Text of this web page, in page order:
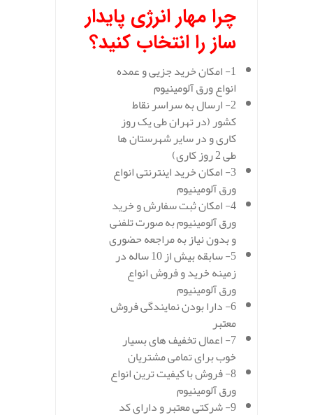
چرا مهار انرژی پایدار
ساز را انتخاب کنید؟
1- امکان خرید جزیی و عمده
انواع ورق آلومینیوم
2- ارسال به سراسر نقاط
کشور (در تهران طی یک روز
کاری و در سایر شهرستان ها
طی 2 روز کاری)
3- امکان خرید اینترنتی انواع
ورق آلومینیوم
4- امکان ثبت سفارش و خرید
ورق آلومینیوم به صورت تلفنی
و بدون نیاز به مراجعه حضوری
5- سابقه بیش از 10 ساله در
زمینه خرید و فروش انواع
ورق آلومینیوم
6- دارا بودن نمایندگی فروش
معتبر
7- اعمال تخفیف های بسیار
خوب برای تمامی مشتریان
8- فروش با کیفیت ترین انواع
ورق آلومینیوم
9- شرکتی معتبر و دارای کد